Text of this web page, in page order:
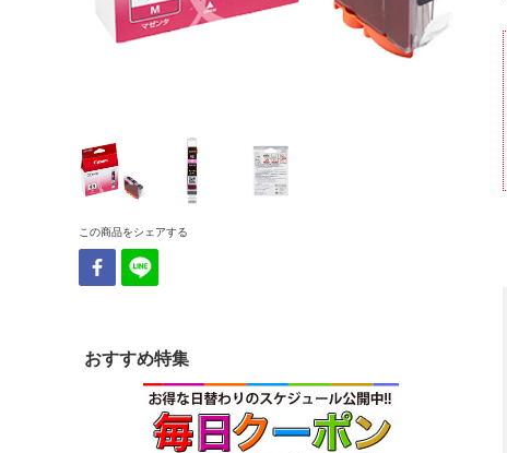
この商品をシェアする
おすすめ特集